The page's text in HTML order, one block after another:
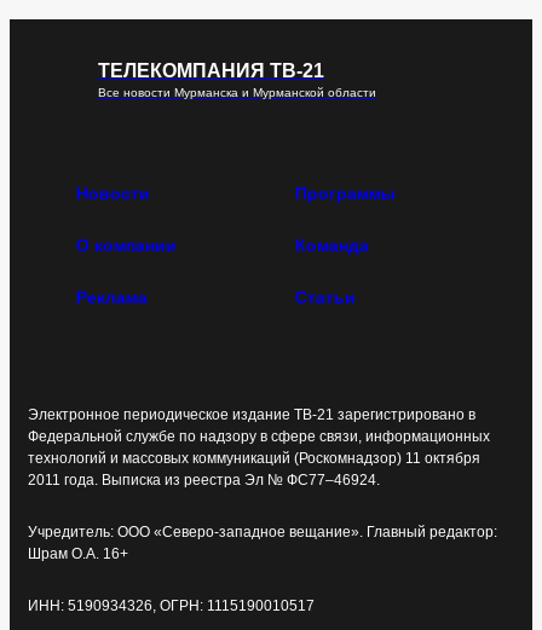
ТЕЛЕКОМПАНИЯ ТВ-21
Все новости Мурманска и Мурманской области
Новости Программы
О компании Команда
Реклама Статьи
Электронное периодическое издание ТВ-21 зарегистрировано в
Федеральной службе по надзору в сфере связи, информационных
технологий и массовых коммуникаций (Роскомнадзор) 11 октября
2011 года. Выписка из реестра Эл № ФС77–46924.
Учредитель: ООО «Северо-западное вещание». Главный редактор:
Шрам О.А. 16+
ИНН: 5190934326, ОГРН: 1115190010517